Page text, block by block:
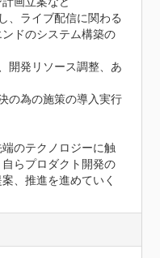
、ライブ配信に関わる
ドのシステム構築の
開発リソース調整、あ
の為の施策の導入実行
のテクノロジーに触
らプロダクト開発の
、推進を進めていく